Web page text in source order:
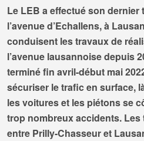
Le LEB a effectué son dernier
l’avenue d’Echallens, à
conduisent les travaux de
l’avenue lausannoise depuis
terminé fin avril-début mai
sécuriser le trafic en surface,
les voitures et les piétons se
trop nombreux accidents.
entre Prilly-Chasseur et